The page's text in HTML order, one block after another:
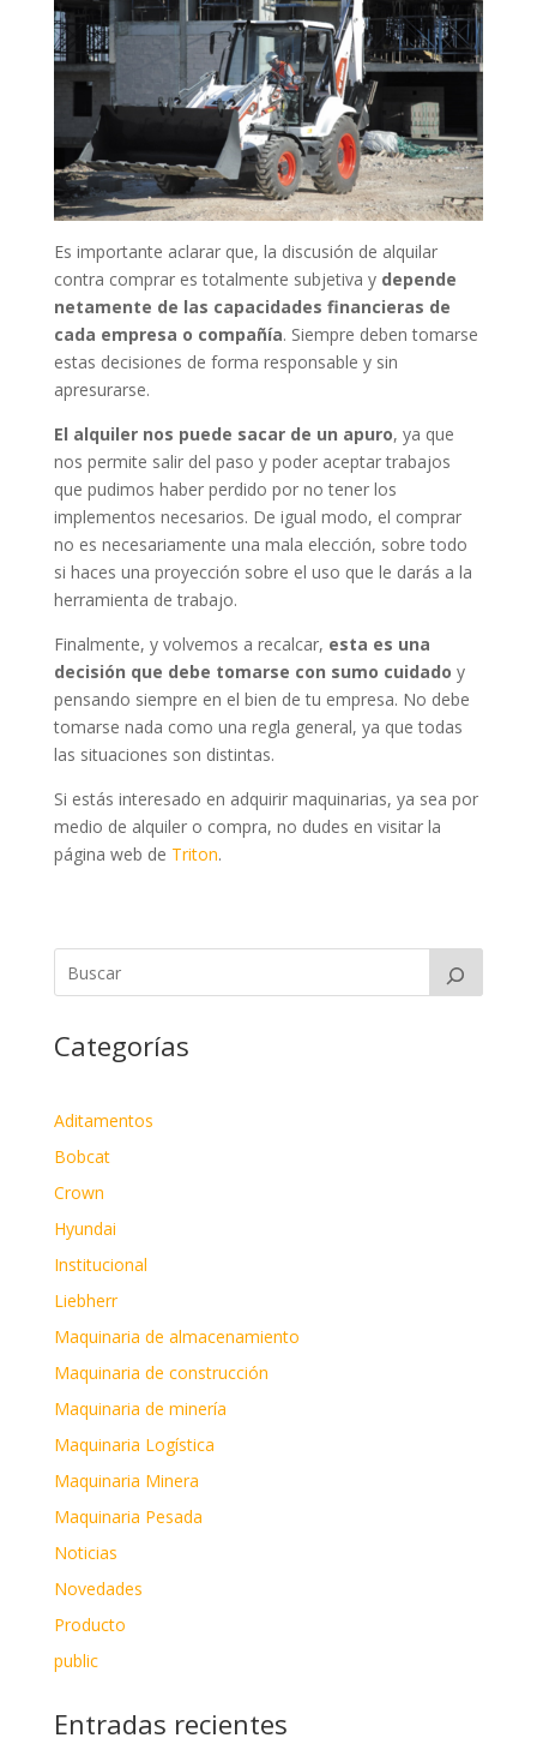
Es importante aclarar que, la discusión de alquilar
contra comprar es totalmente subjetiva y depende
netamente de las capacidades financieras de
cada empresa o compañía. Siempre deben tomarse
estas decisiones de forma responsable y sin
apresurarse.
El alquiler nos puede sacar de un apuro, ya que
nos permite salir del paso y poder aceptar trabajos
que pudimos haber perdido por no tener los
implementos necesarios. De igual modo, el comprar
no es necesariamente una mala elección, sobre todo
si haces una proyección sobre el uso que le darás a la
herramienta de trabajo.
Finalmente, y volvemos a recalcar, esta es una
decisión que debe tomarse con sumo cuidado y
pensando siempre en el bien de tu empresa. No debe
tomarse nada como una regla general, ya que todas
las situaciones son distintas.
Si estás interesado en adquirir maquinarias, ya sea por
medio de alquiler o compra, no dudes en visitar la
página web de Triton.
Categorías
Aditamentos
Bobcat
Crown
Hyundai
Institucional
Liebherr
Maquinaria de almacenamiento
Maquinaria de construcción
Maquinaria de minería
Maquinaria Logística
Maquinaria Minera
Maquinaria Pesada
Noticias
Novedades
Producto
public
Entradas recientes